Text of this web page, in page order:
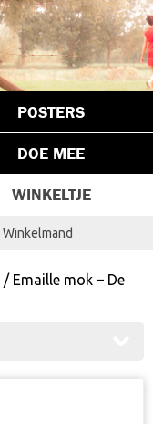
POSTERS
DOE MEE
WINKELTJE
Winkelmand
/ Emaille mok – De